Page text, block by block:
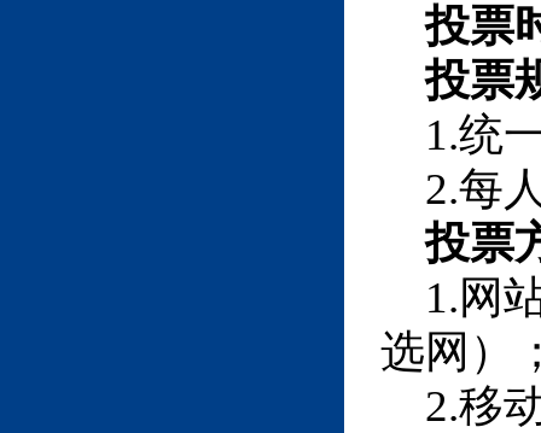
投票
投票
1.统
2.每
投票
1.网
选网）
2.移